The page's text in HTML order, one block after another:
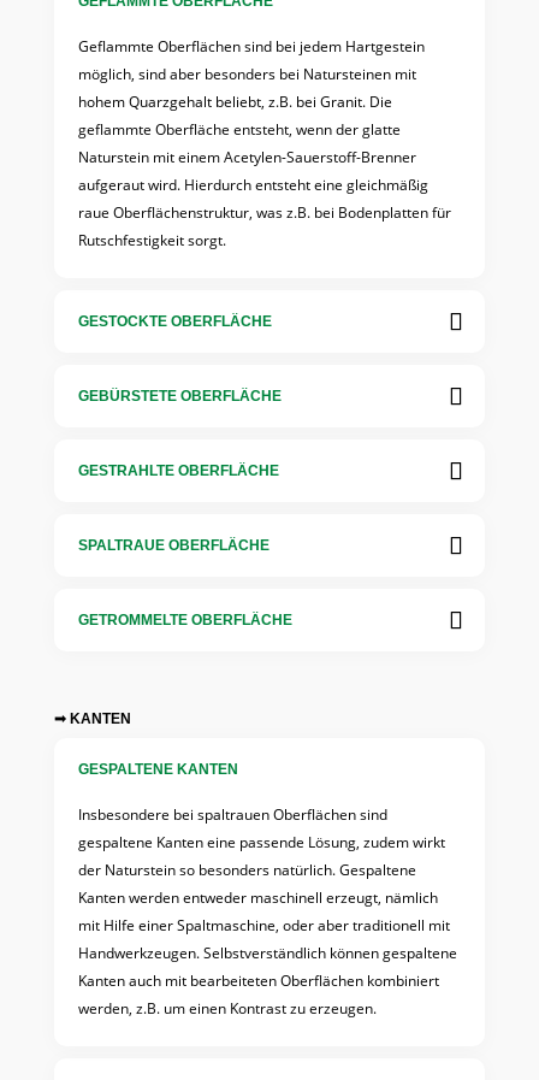
Geflammte Oberflächen sind bei jedem Hartgestein
möglich, sind aber besonders bei Natursteinen mit
hohem Quarzgehalt beliebt, z.B. bei Granit. Die
geflammte Oberfläche entsteht, wenn der glatte
Naturstein mit einem Acetylen-Sauerstoff-Brenner
aufgeraut wird. Hierdurch entsteht eine gleichmäßig
raue Oberflächenstruktur, was z.B. bei Bodenplatten für
Rutschfestigkeit sorgt.
GESTOCKTE OBERFLÄCHE
GEBÜRSTETE OBERFLÄCHE
GESTRAHLTE OBERFLÄCHE
SPALTRAUE OBERFLÄCHE
GETROMMELTE OBERFLÄCHE
➟ KANTEN
GESPALTENE KANTEN
Insbesondere bei spaltrauen Oberflächen sind
gespaltene Kanten eine passende Lösung, zudem wirkt
der Naturstein so besonders natürlich. Gespaltene
Kanten werden entweder maschinell erzeugt, nämlich
mit Hilfe einer Spaltmaschine, oder aber traditionell mit
Handwerkzeugen. Selbstverständlich können gespaltene
Kanten auch mit bearbeiteten Oberflächen kombiniert
werden, z.B. um einen Kontrast zu erzeugen.